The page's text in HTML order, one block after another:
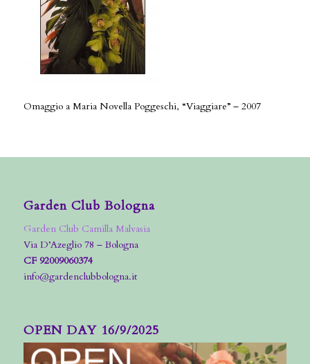
Omaggio a Maria Novella Poggeschi, “Viaggiare” – 2007
Garden Club Bologna
Garden Club Camilla Malvasia
Via D’Azeglio 78 – Bologna
CF 92009060374
info@gardenclubbologna.it
OPEN DAY 16/9/2025